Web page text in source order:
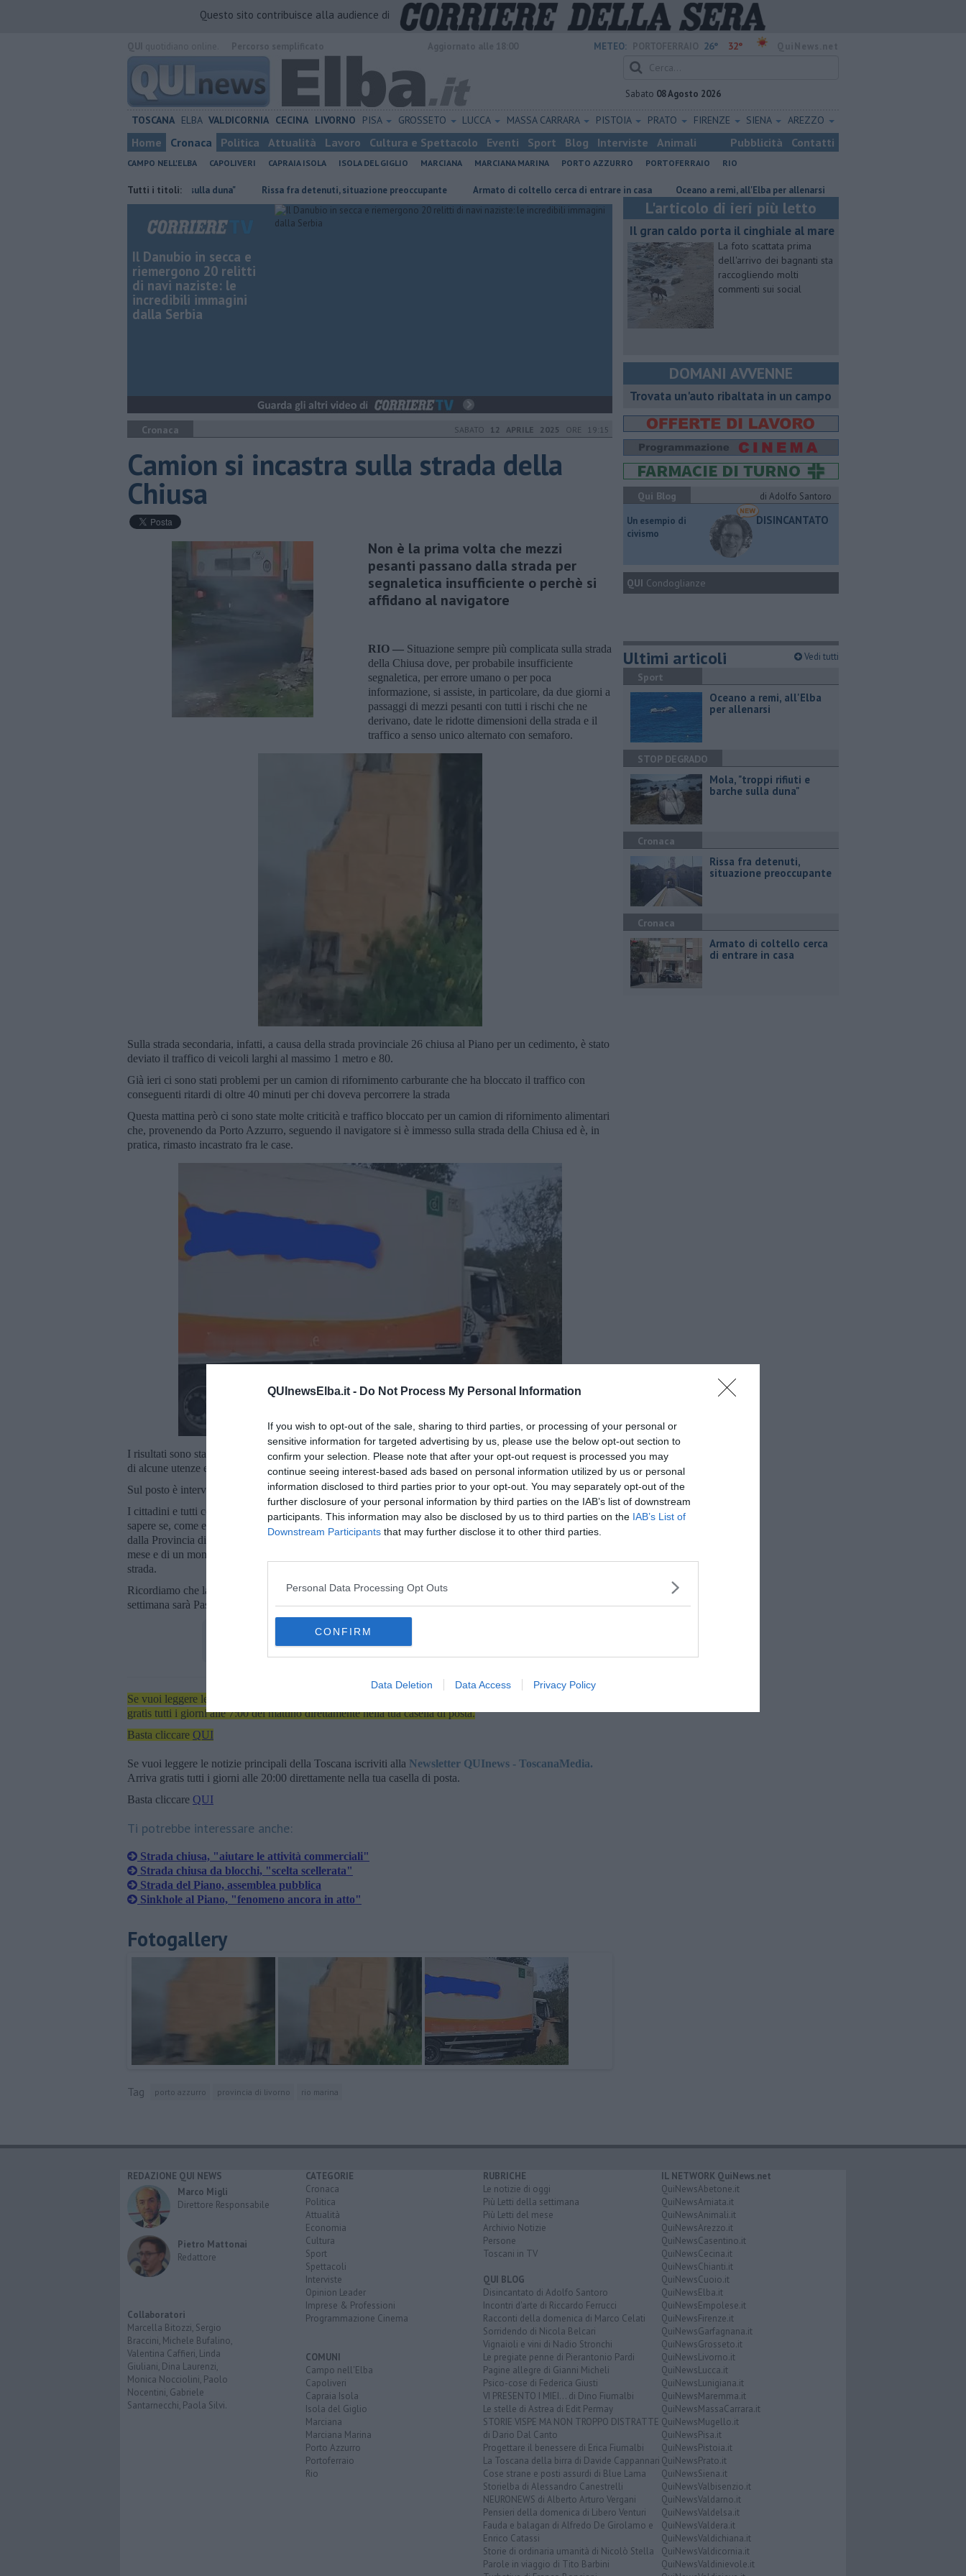
QUInewsElba.it - Do Not Process My Personal Information
If you wish to opt-out of the sale, sharing to third parties, or processing of your personal or
sensitive information for targeted advertising by us, please use the below opt-out section to
confirm your selection. Please note that after your opt-out request is processed you may
continue seeing interest-based ads based on personal information utilized by us or personal
information disclosed to third parties prior to your opt-out. You may separately opt-out of the
further disclosure of your personal information by third parties on the IAB’s list of downstream
participants. This information may also be disclosed by us to third parties on the IAB’s List of
Downstream Participants that may further disclose it to other third parties.
Personal Data Processing Opt Outs
CONFIRM
Data Deletion Data Access Privacy Policy
Questo sito contribuisce alla audience di
METEO: 26° 32°
Sabato 08 Agosto 2026
TOSCANA ELBA VALDICORNIA CECINA LIVORNO PISA GROSSETO LUCCA MASSA CARRARA PISTOIA PRATO FIRENZE SIENA AREZZO
Home Cronaca Politica Attualità Lavoro Cultura e Spettacolo Eventi Sport Blog Interviste Animali Pubblicità Contatti
CAMPO NELL'ELBA CAPOLIVERI CAPRAIA ISOLA ISOLA DEL GIGLIO MARCIANA MARCIANA MARINA PORTO AZZURRO PORTOFERRAIO RIO
Tutti i titoli:
Mola, "troppi rifiuti e barche sulla duna" Rissa fra detenuti, situazione preoccupante Armato di coltello cerca di entrare in casa Oceano a remi, all'Elba per allenarsi Mola, "troppi rifiuti e barche sulla duna"
Il Danubio in secca e
riemergono 20 relitti
di navi naziste: le
incredibili immagini
dalla Serbia
Cronaca SABATO 12 APRILE 2025 ORE 19:15
Camion si incastra sulla strada della
Chiusa
Non è la prima volta che mezzi
pesanti passano dalla strada per
segnaletica insufficiente o perchè si
affidano al navigatore
RIO — Situazione sempre più complicata sulla strada
della Chiusa dove, per probabile insufficiente
segnaletica, per errore umano o per poca
informazione, si assiste, in particolare, da due giorni a
passaggi di mezzi pesanti con tutti i rischi che ne
derivano, date le ridotte dimensioni della strada e il
traffico a senso unico alternato con semaforo.
Sulla strada secondaria, infatti, a causa della strada provinciale 26 chiusa al Piano per un cedimento, è stato
deviato il traffico di veicoli larghi al massimo 1 metro e 80.
Già ieri ci sono stati problemi per un camion di rifornimento carburante che ha bloccato il traffico con
conseguenti ritardi di oltre 40 minuti per chi doveva percorrere la strada
Questa mattina però ci sono state molte criticità e traffico bloccato per un camion di rifornimento alimentari
che, provenendo da Porto Azzurro, seguendo il navigatore si è immesso sulla strada della Chiusa ed è, in
pratica, rimasto incastrato fra le case.
I risultati sono stati: danni importanti al camion, danni ad un muro privato e ad una parte di condotta idrica
di alcune utenze e traffico paralizzato.
Sul posto è intervenuta la polizia municipale di Rio e il camion è stato poi fatto tornare indietro.
I cittadini e tutti coloro che sono obbligati a passare da quella strada sono esasperati e ancora non è dato
sapere se, come e quando sarà possibile riaprire la strada provinciale 26. L'ultima informazione arrivata
dalla Provincia di Livorno riferiva dell'attesa dei risultati dei rilievi sulla strada che sarebbero arrivati a fine
mese e di un monitoraggio continuo, molto costoso, da attivare in caso di riapertura, almeno parziale della
strada.
Ricordiamo che la strada provinciale che porta a Rio Marina è chiusa dallo scorso 5 Marzo e fra una
settimana sarà Pasqua, con tutti gli ulteriori disagi che ne seguiranno.
Se vuoi leggere le notizie principali dell'isola d'Elba iscriviti alla
gratis tutti i giorni alle 7:00 del mattino direttamente nella tua casella di posta.
Basta cliccare QUI
Se vuoi leggere le notizie principali della Toscana iscriviti alla Newsletter QUInews - ToscanaMedia.
Arriva gratis tutti i giorni alle 20:00 direttamente nella tua casella di posta.
Basta cliccare QUI
Ti potrebbe interessare anche:
Strada chiusa, "aiutare le attività commerciali"
Strada chiusa da blocchi, "scelta scellerata"
Strada del Piano, assemblea pubblica
Sinkhole al Piano, "fenomeno ancora in atto"
Fotogallery
Tag porto azzurro provincia di livorno rio marina
L'articolo di ieri più letto
Il gran caldo porta il cinghiale al mare
La foto scattata prima
dell'arrivo dei bagnanti sta
raccogliendo molti
commenti sui social
DOMANI AVVENNE
Trovata un'auto ribaltata in un campo
Qui Blog
di Adolfo Santoro
​Un esempio di
civismo
DISINCANTATO
QUI Condoglianze
Ultimi articoli Vedi tutti
Sport
Oceano a remi, all'Elba
per allenarsi
STOP DEGRADO
Mola, "troppi rifiuti e
barche sulla duna"
Cronaca
Rissa fra detenuti,
situazione preoccupante
Cronaca
Armato di coltello cerca
di entrare in casa
REDAZIONE QUI NEWS
Marco Migli
Direttore Responsabile
Pietro Mattonai
Redattore
Collaboratori
Marcella Bitozzi, Sergio
Braccini, Michele Bufalino,
Valentina Caffieri, Linda
Giuliani, Dina Laurenzi,
Monica Nocciolini, Paolo
Nocentini, Gabriele
Santarnecchi, Paola Silvi.
CATEGORIE
Cronaca
Politica
Attualità
Economia
Cultura
Sport
Spettacoli
Interviste
Opinion Leader
Imprese & Professioni
Programmazione Cinema
COMUNI
Campo nell'Elba
Capoliveri
Capraia Isola
Isola del Giglio
Marciana
Marciana Marina
Porto Azzurro
Portoferraio
Rio
RUBRICHE
Le notizie di oggi
Più Letti della settimana
Più Letti del mese
Archivio Notizie
Persone
Toscani in TV
QUI BLOG
Disincantato di Adolfo Santoro
Incontri d'arte di Riccardo Ferrucci
Racconti della domenica di Marco Celati
Sorridendo di Nicola Belcari
Vignaioli e vini di Nadio Stronchi
Le pregiate penne di Pierantonio Pardi
Pagine allegre di Gianni Micheli
Psico-cose di Federica Giusti
VI PRESENTO I MIEI... di Dino Fiumalbi
Le stelle di Astrea di Edit Permay
STORIE VISPE MA NON TROPPO DISTRATTE
di Dario Dal Canto
Progettare il benessere di Erica Fiumalbi
La Toscana della birra di Davide Cappannari
Cose strane e posti assurdi di Blue Lama
Storielba di Alessandro Canestrelli
NEURONEWS di Alberto Arturo Vergani
Pensieri della domenica di Libero Venturi
Fauda e balagan di Alfredo De Girolamo e
Enrico Catassi
Storie di ordinaria umanità di Nicolò Stella
Parole in viaggio di Tito Barbini
IL NETWORK QuiNews.net
QuiNewsAbetone.it
QuiNewsAmiata.it
QuiNewsAnimali.it
QuiNewsArezzo.it
QuiNewsCasentino.it
QuiNewsCecina.it
QuiNewsChianti.it
QuiNewsCuoio.it
QuiNewsElba.it
QuiNewsEmpolese.it
QuiNewsFirenze.it
QuiNewsGarfagnana.it
QuiNewsGrosseto.it
QuiNewsLivorno.it
QuiNewsLucca.it
QuiNewsLunigiana.it
QuiNewsMaremma.it
QuiNewsMassaCarrara.it
QuiNewsMugello.it
QuiNewsPisa.it
QuiNewsPistoia.it
QuiNewsPrato.it
QuiNewsSiena.it
QuiNewsValbisenzio.it
QuiNewsValdarno.it
QuiNewsValdelsa.it
QuiNewsValdera.it
QuiNewsValdichiana.it
QuiNewsValdicornia.it
QuiNewsValdinievole.it